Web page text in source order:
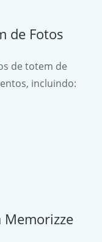
de Fotos
de totem de
incluindo:
Memorizze